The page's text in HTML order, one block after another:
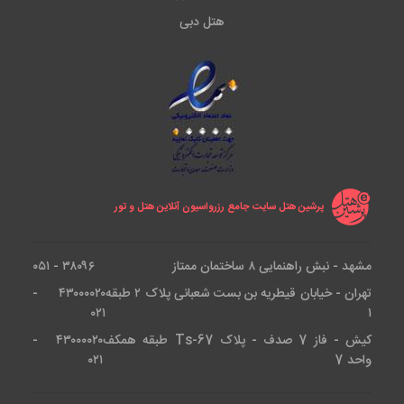
هتل دبی
پرشین هتل سایت جامع رزرواسیون آنلاین هتل و تور
مشهد - نبش راهنمایی ۸ ساختمان ممتاز
۳۸۰۹۶ - ۰۵۱
تهران - خیابان قیطریه بن بست شعبانی پلاک ۲ طبقه
۱
۴۳۰۰۰۰۲۰ -
۰۲۱
کیش - فاز 7 صدف - پلاک Ts-67 طبقه همکف
واحد 7
۴۳۰۰۰۰۲۰ -
۰۲۱